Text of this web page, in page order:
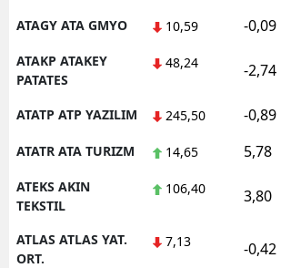
ATAGY ATA GMYO 10,59 -0,09
ATAKP ATAKEY
PATATES
48,24 -2,74
ATATP ATP YAZILIM 245,50 -0,89
ATATR ATA TURIZM 14,65 5,78
ATEKS AKIN
TEKSTIL
106,40 3,80
ATLAS ATLAS YAT.
ORT.
7,13 -0,42